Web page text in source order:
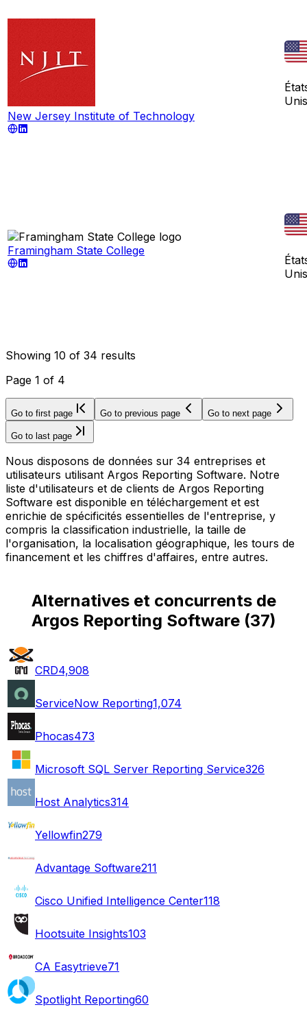
New Jersey Institute of Technology
Unis
Framingham State College
Unis
Showing 10 of 34 results
Page 1 of 4
Go to first page Go to previous page Go to next page
Go to last page
Nous disposons de données sur 34 entreprises et
utilisateurs utilisant Argos Reporting Software. Notre
liste d'utilisateurs et de clients de Argos Reporting
Software est disponible en téléchargement et est
enrichie de spécificités essentielles de l'entreprise, y
compris la classification industrielle, la taille de
l'organisation, la localisation géographique, les tours de
financement et les chiffres d'affaires, entre autres.
Alternatives et concurrents de
Argos Reporting Software(37)
CRD4,908
ServiceNow Reporting1,074
Phocas473
Microsoft SQL Server Reporting Service326
Host Analytics314
Yellowfin279
Advantage Software211
Cisco Unified Intelligence Center118
Hootsuite Insights103
CA Easytrieve71
Spotlight Reporting60